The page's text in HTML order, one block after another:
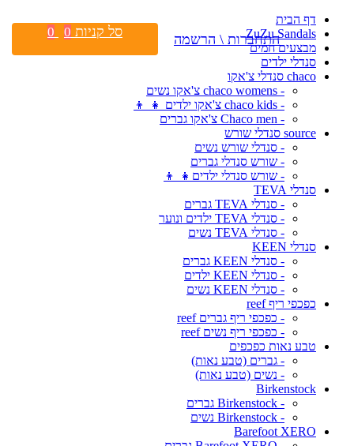
דף הבית
ZuZu Sandals
מבצעים חמים
סנדלי ילדים
chaco סנדלי צ'אקו
- chaco womens צ'אקו נשים
- chaco kids צ'אקו ילדים 👧 👦
- Chaco men צ'אקו גברים
source סנדלי שורש
- סנדלי שורש נשים
- שורש סנדלי גברים
- שורש סנדלי ילדים👧 👦
סנדלי TEVA
- סנדלי TEVA גברים
- סנדלי TEVA ילדים ונוער
- סנדלי TEVA נשים
סנדלי KEEN
- סנדלי KEEN גברים
- סנדלי KEEN ילדים
- סנדלי KEEN נשים
כפכפי ריף reef
- כפכפי ריף גברים reef
- כפכפי ריף נשים reef
טבע נאות כפכפים
- גברים (טבע נאות)
- נשים (טבע נאות)
Birkenstock
- Birkenstock גברים
- Birkenstock נשים
Barefoot XERO
התחברות \ הרשמה סל קניות 0
0